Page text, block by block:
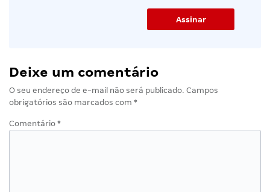
Deixe um comentário
O seu endereço de e-mail não será publicado. Campos
obrigatórios são marcados com *
Comentário *